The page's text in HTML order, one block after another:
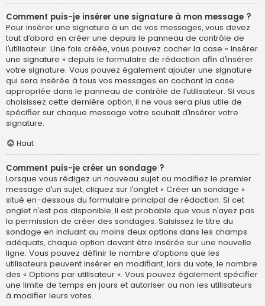
Comment puis-je insérer une signature à mon message ?
Pour insérer une signature à un de vos messages, vous devez
tout d’abord en créer une depuis le panneau de contrôle de
l’utilisateur. Une fois créée, vous pouvez cocher la case « Insérer
une signature » depuis le formulaire de rédaction afin d’insérer
votre signature. Vous pouvez également ajouter une signature
qui sera insérée à tous vos messages en cochant la case
appropriée dans le panneau de contrôle de l’utilisateur. Si vous
choisissez cette dernière option, il ne vous sera plus utile de
spécifier sur chaque message votre souhait d’insérer votre
signature.
Haut
Comment puis-je créer un sondage ?
Lorsque vous rédigez un nouveau sujet ou modifiez le premier
message d’un sujet, cliquez sur l’onglet « Créer un sondage »
situé en-dessous du formulaire principal de rédaction. Si cet
onglet n’est pas disponible, il est probable que vous n’ayez pas
la permission de créer des sondages. Saisissez le titre du
sondage en incluant au moins deux options dans les champs
adéquats, chaque option devant être insérée sur une nouvelle
ligne. Vous pouvez définir le nombre d’options que les
utilisateurs peuvent insérer en modifiant, lors du vote, le nombre
des « Options par utilisateur ». Vous pouvez également spécifier
une limite de temps en jours et autoriser ou non les utilisateurs
à modifier leurs votes.